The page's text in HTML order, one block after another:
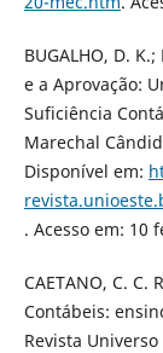
BUGALHO, D.
e a Aprovação:
Suficiência
Marechal
Disponível em:
. Acesso em: 10
CAETANO, C. C.
Contábeis:
Revista